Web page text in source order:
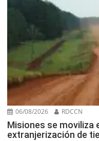
06/08/2026 RDCCN
Misiones se moviliza
extranjerización de